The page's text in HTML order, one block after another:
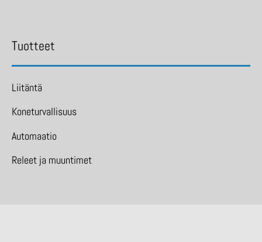
Tuotteet
Liitäntä
Koneturvallisuus
Automaatio
Releet ja muuntimet